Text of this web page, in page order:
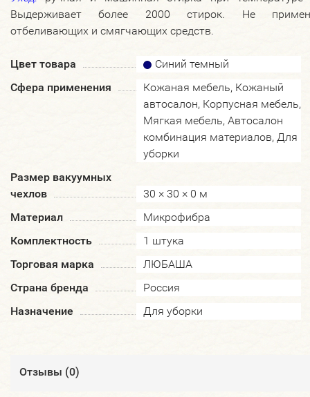
Выдерживает более 2000 стирок. Не
отбеливающих и смягчающих средств.
Цвет товара
Синий темный
Сфера применения
Кожаная мебель, Кожаный
автосалон, Корпусная мебель,
Мягкая мебель, Автосалон
комбинация материалов, Для
уборки
Размер вакуумных
чехлов
30 × 30 × 0 м
Материал
Микрофибра
Комплектность
1 штука
Торговая марка
ЛЮБАША
Страна бренда
Россия
Назначение
Для уборки
Отзывы (0)